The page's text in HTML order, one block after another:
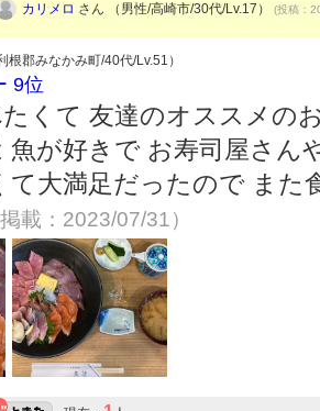
カリメロ さん （男性/高崎市/30代/Lv.17） (投稿：
根郡みなかみ町/40代/Lv.51）
9位
くて 友達のオススメの
魚が好きで お寿司屋さん
て大満足だったので ま
載：2023/07/31）